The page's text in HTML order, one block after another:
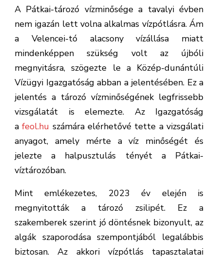
A Pátkai-tározó vízminősége a tavalyi évben
nem igazán lett volna alkalmas vízpótlásra. Ám
a Velencei-tó alacsony vízállása miatt
mindenképpen szükség volt az újbóli
megnyitásra, szögezte le a Közép-dunántúli
Vízügyi Igazgatóság abban a jelentésében. Ez a
jelentés a tározó vízminőségének legfrissebb
vizsgálatát is elemezte. Az Igazgatóság
afeol.hu számára elérhetővé tette a vizsgálati
anyagot, amely mérte a víz minőségét és
jelezte a halpusztulás tényét a Pátkai-
víztározóban.
Mint emlékezetes, 2023 év elején is
megnyitották a tározó zsilipét. Ez a
szakemberek szerint jó döntésnek bizonyult, az
algák szaporodása szempontjából legalábbis
biztosan. Az akkori vízpótlás tapasztalatai